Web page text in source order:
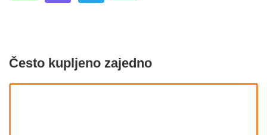
Često kupljeno zajedno